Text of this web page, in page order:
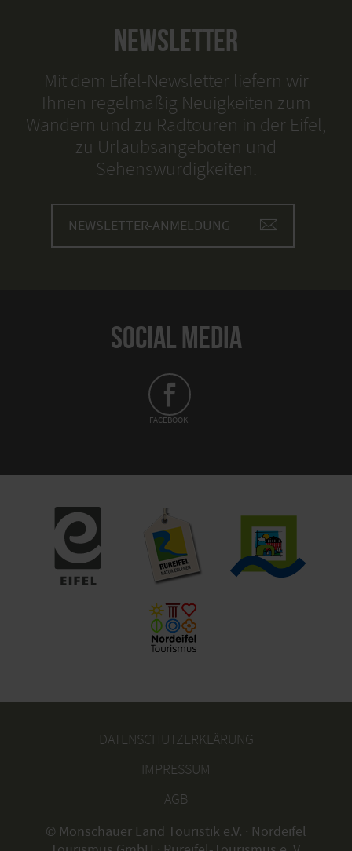
NEWSLETTER
Mit dem Eifel-Newsletter liefern wir
Ihnen regelmäßig Neuigkeiten zum
Wandern und zu Radtouren in der Eifel,
zu Urlaubsangeboten und
Sehenswürdigkeiten.
NEWSLETTER-ANMELDUNG
SOCIAL MEDIA
FACEBOOK
DATENSCHUTZERKLÄRUNG
IMPRESSUM
AGB
© Monschauer Land Touristik e.V. · Nordeifel